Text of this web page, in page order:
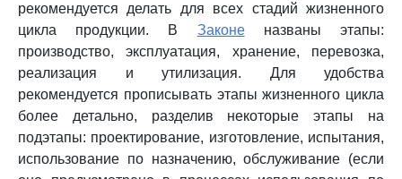
рекомендуется делать для всех стадий жизненного
цикла продукции. В Законеназваны этапы:
производство, эксплуатация, хранение, перевозка,
реализация и утилизация. Для удобства
рекомендуется прописывать этапы жизненного цикла
более детально, разделив некоторые этапы на
подэтапы: проектирование, изготовление, испытания,
использование по назначению, обслуживание (если